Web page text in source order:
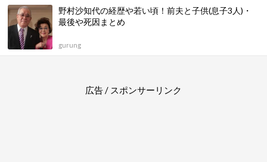
野村沙知代の経歴や若い頃！前夫と子供(息子3人)・
最後や死因まとめ
gurung
広告 / スポンサーリンク